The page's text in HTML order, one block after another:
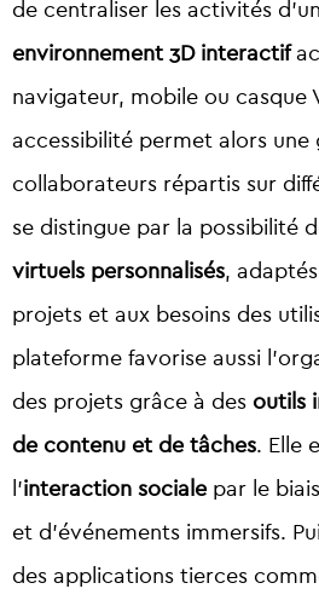
de centraliser les activités
environnement 3D interactif
navigateur, mobile ou casque
accessibilité permet alors une
collaborateurs répartis sur
se distingue par la possibilité
virtuels personnalisés,
projets et aux besoins des
plateforme favorise aussi
des projets grâce à des outils
de contenu et de tâches. Elle
l’interaction sociale par le
et d’événements immersifs.
des applications tierces